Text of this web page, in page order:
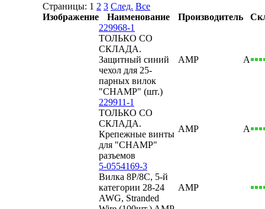
Страницы: 1 2 3 След. Все
Изображение
Наименование Производитель
229968-1
ТОЛЬКО СО
СКЛАДА.
Защитный синий
чехол для 25-
парных вилок
"CHAMP" (шт.)
AMP А
229911-1
ТОЛЬКО СО
СКЛАДА.
Крепежные винты
для "CHAMP"
разъемов
AMP А
5-0554169-3
Вилка 8P/8C, 5-й
категории 28-24
AWG, Stranded
AMP